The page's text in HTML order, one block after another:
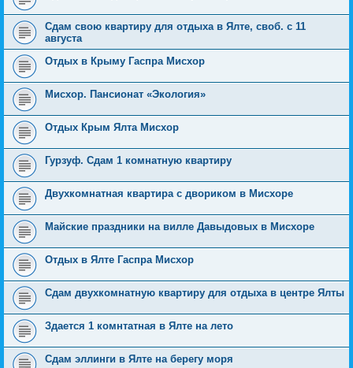
Сдам свою квартиру для отдыха в Ялте, своб. с 11
августа
Отдых в Крыму Гаспра Мисхор
Мисхор. Пансионат «Экология»
Отдых Крым Ялта Мисхор
Гурзуф. Сдам 1 комнатную квартиру
Двухкомнатная квартира с двориком в Мисхоре
Майские праздники на вилле Давыдовых в Мисхоре
Отдых в Ялте Гаспра Мисхор
Сдам двухкомнатную квартиру для отдыха в центре Ялты
Здается 1 комнтатная в Ялте на лето
Сдам эллинги в Ялте на берегу моря